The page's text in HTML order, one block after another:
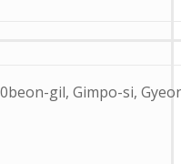
gil, Gimpo-si,